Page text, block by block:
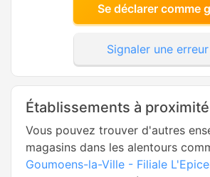
Se déclarer comme
Signaler une
Établissements à proximité
Vous pouvez trouver d'autres
magasins dans les alentours
Goumoens-la-Ville - Filiale